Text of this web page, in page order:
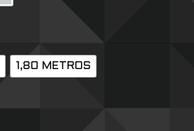
1,80 METROS